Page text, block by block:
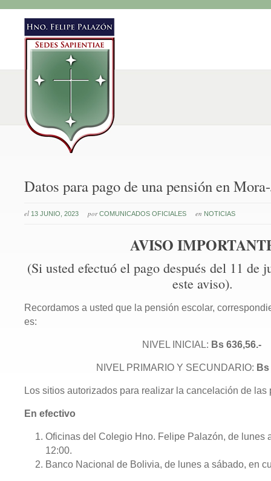
Datos para pago de una pensión en
el 13 JUNIO, 2023 por COMUNICADOS OFICIALES en NOTICIAS
AVISO
(Si usted efectuó el pago después del 11 de
este aviso).
Recordamos a usted que la pensión escolar,
es:
NIVEL INICIAL: Bs 636,56.-
NIVEL PRIMARIO Y SECUNDARIO: Bs
Los sitios autorizados para realizar la cancelación de
En efectivo
Oficinas del Colegio Hno. Felipe Palazón, de lunes
12:00.
Banco Nacional de Bolivia, de lunes a sábado, en